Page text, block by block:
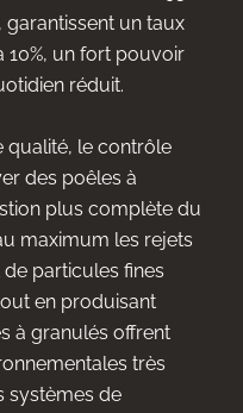
un taux
10%, un fort pouvoir
réduit.
qualité, le contrôle
des poêles à
plus complète du
maximum les rejets
particules fines
en produisant
à granulés offrent
très
systèmes de